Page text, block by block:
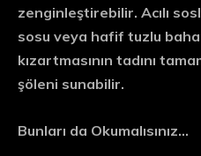
zenginleştirebilir. Acılı
sosu veya hafif tuzlu
kızartmasının tadını
şöleni sunabilir.
Bunları da Okumalısınız…